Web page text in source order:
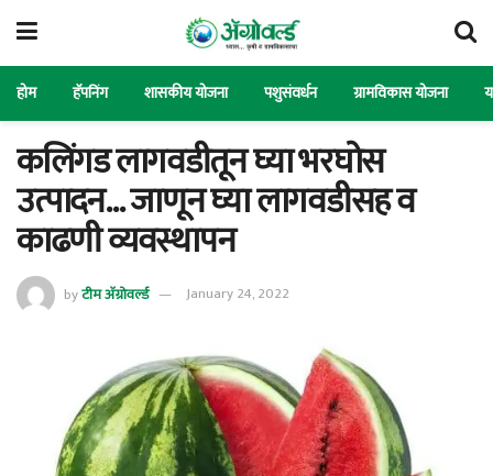
होम हॅपनिंग शासकीय योजना पशुसंवर्धन ग्रामविकास योजना
कलिंगड लागवडीतून घ्या भरघोस
उत्पादन… जाणून घ्या लागवडीसह व
काढणी व्यवस्थापन
byटीम ॲग्रोवर्ल्ड January 24, 2022